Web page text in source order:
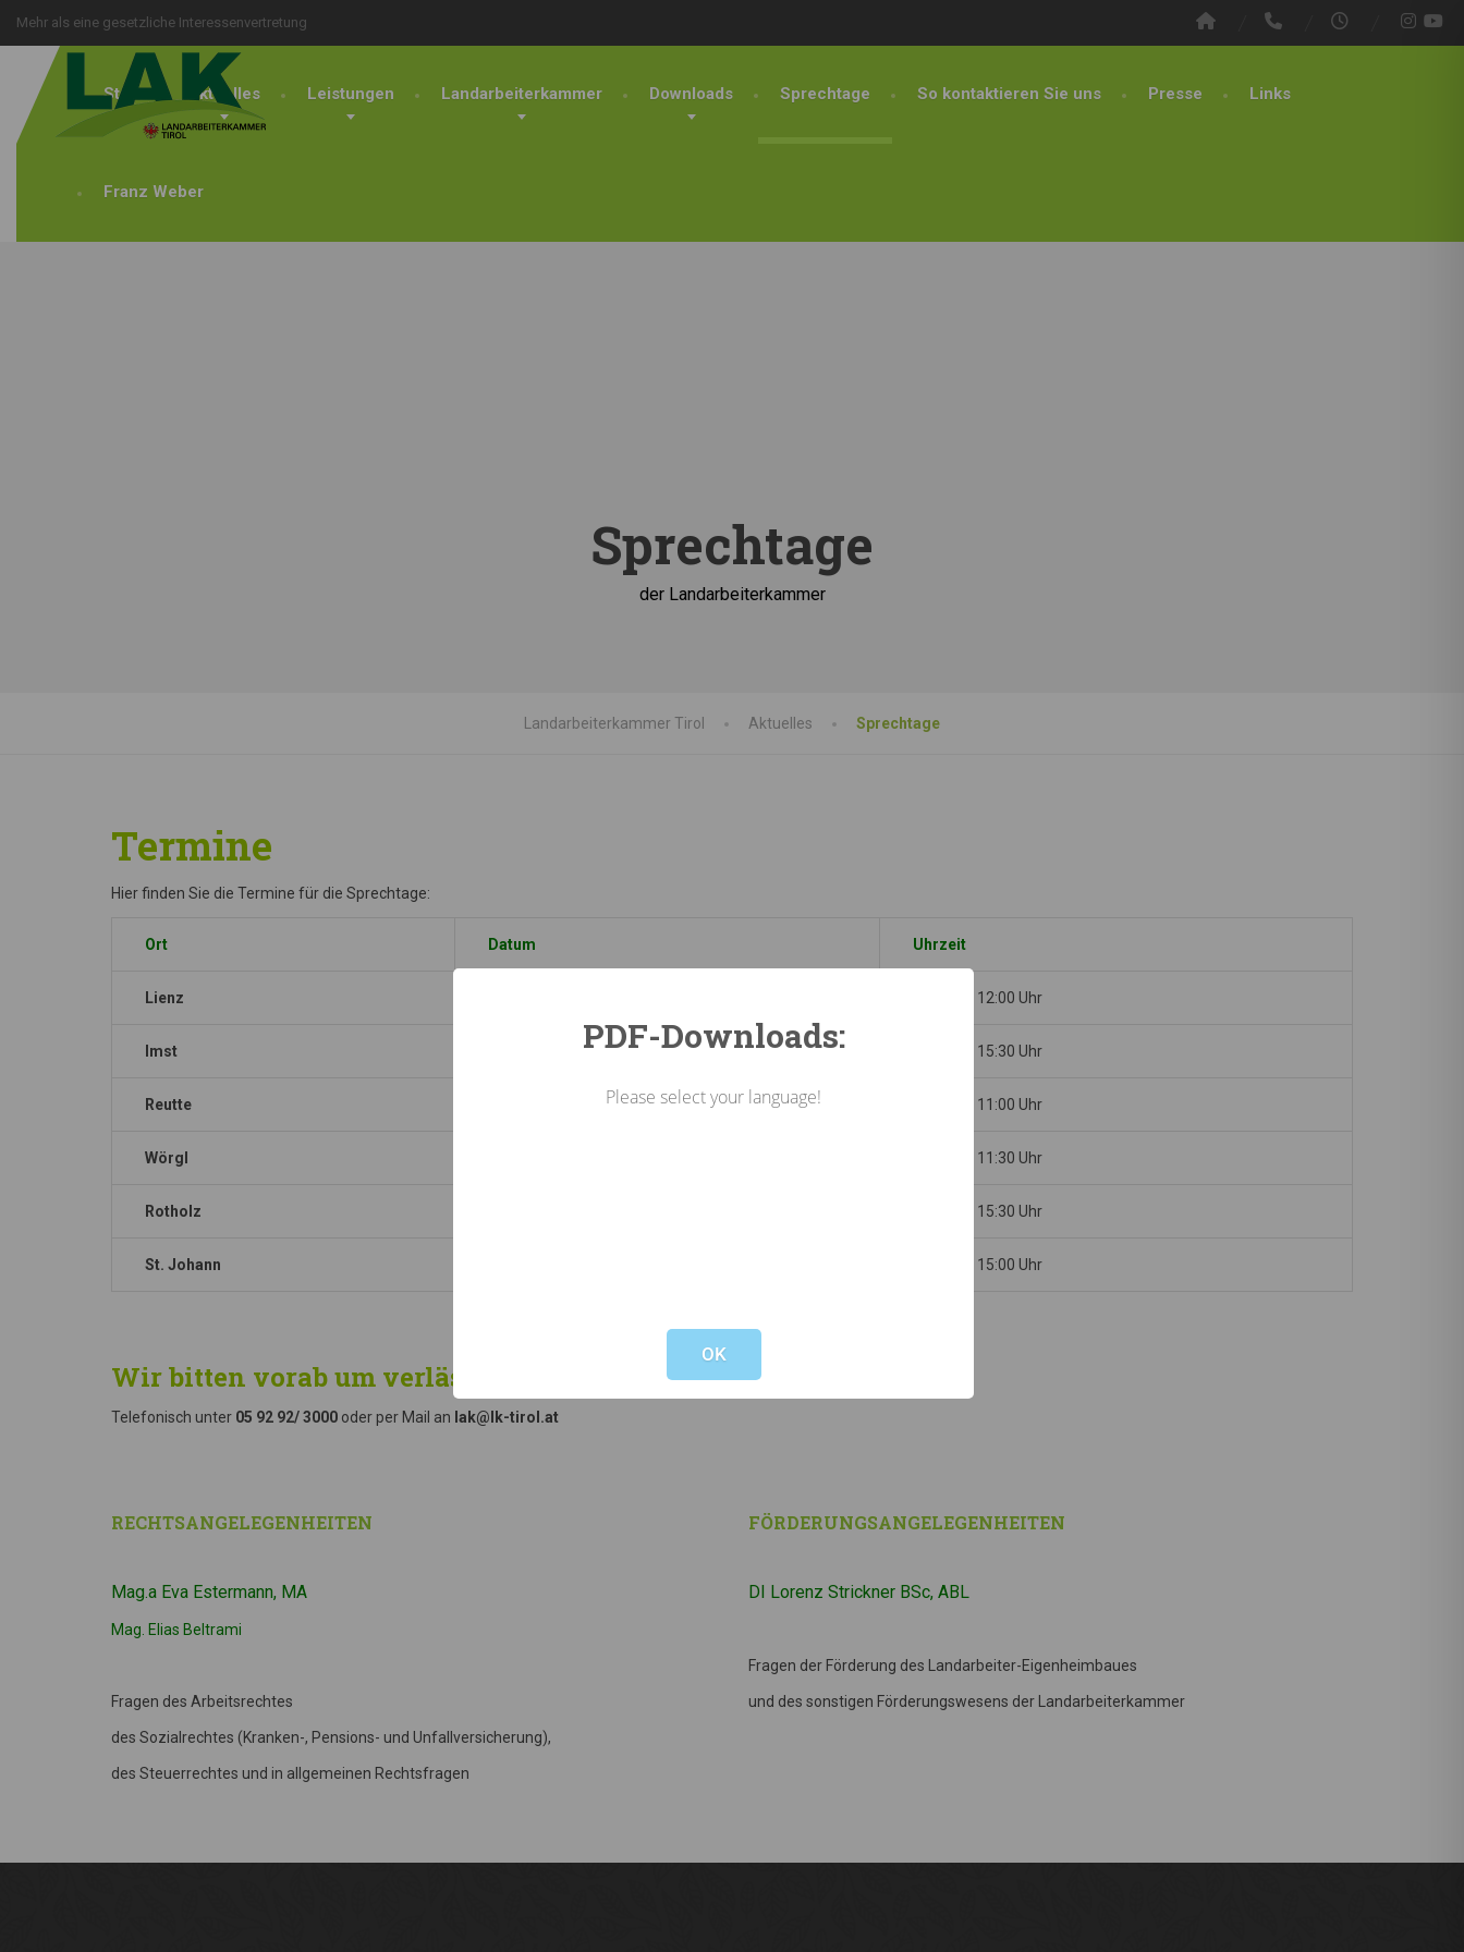
Mehr als eine gesetzliche Interessenvertretung
Start Aktuelles Leistungen Landarbeiterkammer Downloads Sprechtage So kontaktieren Sie uns Presse Links
Franz Weber
Sprechtage
der Landarbeiterkammer
Landarbeiterkammer Tirol Aktuelles Sprechtage
Termine
Hier finden Sie die Termine für die Sprechtage:
Ort Datum Uhrzeit
Lienz 10:00 bis 12:00 Uhr
Imst DI, 13.10.2026 13:00 bis 15:30 Uhr
Reutte 09:00 bis 11:00 Uhr
Wörgl 09:00 bis 11:30 Uhr
Rotholz 13:30 bis 15:30 Uhr
St. Johann 13:00 bis 15:00 Uhr
Wir bitten vorab um verlässliche Anmeldung!
Telefonisch unter 05 92 92/ 3000 oder per Mail an lak@lk-tirol.at
RECHTSANGELEGENHEITEN
Mag.a Eva Estermann, MA
Mag. Elias Beltrami
Fragen des Arbeitsrechtes
des Sozialrechtes (Kranken-, Pensions- und Unfallversicherung),
des Steuerrechtes und in allgemeinen Rechtsfragen
FÖRDERUNGSANGELEGENHEITEN
DI Lorenz Strickner BSc, ABL
Fragen der Förderung des Landarbeiter-Eigenheimbaues
und des sonstigen Förderungswesens der Landarbeiterkammer
PDF-Downloads:
Please select your language!
OK